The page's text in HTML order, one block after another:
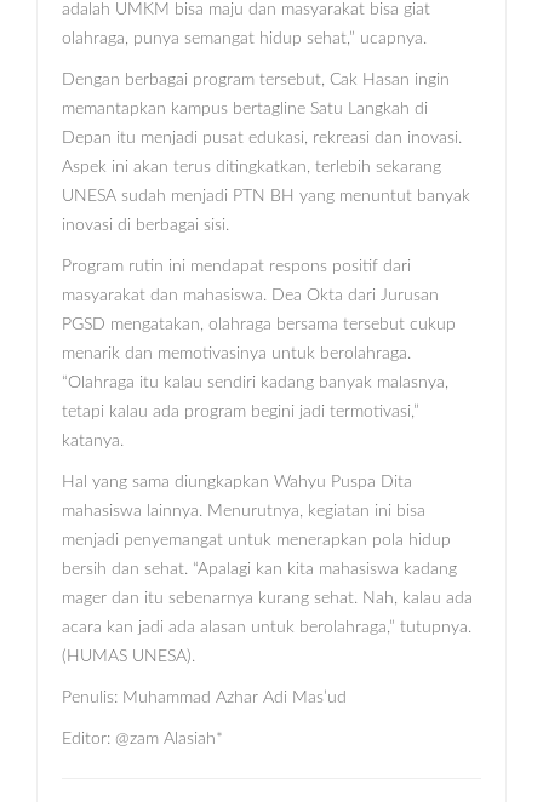
adalah UMKM bisa maju dan masyarakat bisa giat
olahraga, punya semangat hidup sehat,” ucapnya.
Dengan berbagai program tersebut, Cak Hasan ingin
memantapkan kampus bertagline Satu Langkah di
Depan itu menjadi pusat edukasi, rekreasi dan inovasi.
Aspek ini akan terus ditingkatkan, terlebih sekarang
UNESA sudah menjadi PTN BH yang menuntut banyak
inovasi di berbagai sisi.
Program rutin ini mendapat respons positif dari
masyarakat dan mahasiswa. Dea Okta dari Jurusan
PGSD mengatakan, olahraga bersama tersebut cukup
menarik dan memotivasinya untuk berolahraga.
“Olahraga itu kalau sendiri kadang banyak malasnya,
tetapi kalau ada program begini jadi termotivasi,”
katanya.
Hal yang sama diungkapkan Wahyu Puspa Dita
mahasiswa lainnya. Menurutnya, kegiatan ini bisa
menjadi penyemangat untuk menerapkan pola hidup
bersih dan sehat. “Apalagi kan kita mahasiswa kadang
mager dan itu sebenarnya kurang sehat. Nah, kalau ada
acara kan jadi ada alasan untuk berolahraga,” tutupnya.
(HUMAS UNESA).
Penulis: Muhammad Azhar Adi Mas’ud
Editor: @zam Alasiah*